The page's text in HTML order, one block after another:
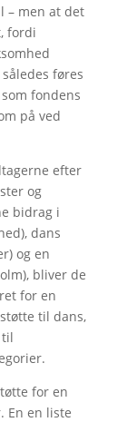
– men at det
fordi
føres
fondens
på ved
efter
og
bidrag i
dans
og en
bliver de
for en
til dans,
for en
En en liste